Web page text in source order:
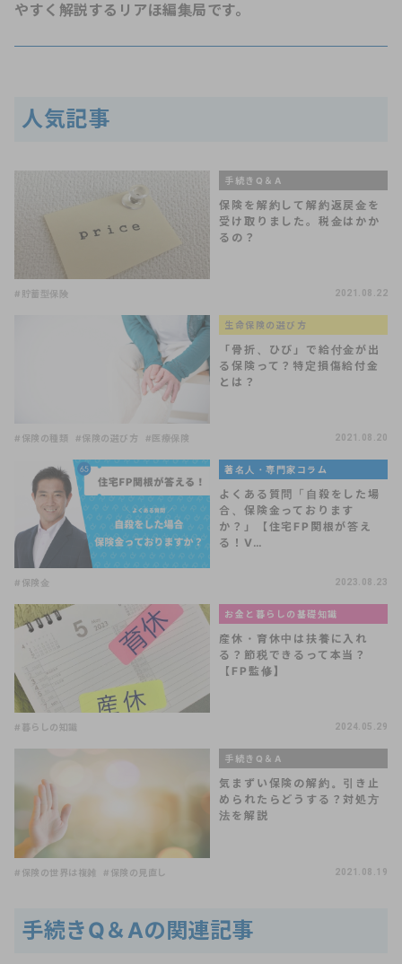
やすく解説するリアほ編集局です。
人気記事
手続きQ＆A
保険を解約して解約返戻金を
受け取りました。税金はかか
るの？
#貯蓄型保険 2021.08.22
生命保険の選び方
「骨折、ひび」で給付金が出
る保険って？特定損傷給付金
とは？
#保険の種類 #保険の選び方 #医療保険 2021.08.20
著名人・専門家コラム
よくある質問「自殺をした場
合、保険金っております
か？」【住宅FP関根が答え
る！V…
#保険金 2023.08.23
お金と暮らしの基礎知識
産休・育休中は扶養に入れ
る？節税できるって本当？
【FP監修】
#暮らしの知識 2024.05.29
手続きQ＆A
気まずい保険の解約。引き止
められたらどうする？対処方
法を解説
#保険の世界は複雑 #保険の見直し 2021.08.19
手続きQ＆Aの関連記事